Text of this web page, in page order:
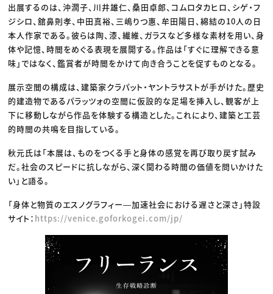
出展するのは、沖潤子、川井雄仁、桑田卓郎、コムロタカヒロ、シゲ・フ
ジシロ、舘鼻則孝、中田真裕、三嶋りつ惠、牟田陽日、綿結の10人の日
本人作家である。彼らは陶、漆、繊維、ガラスなど多様な素材を用い、身
体や記憶、時間をめぐる表現を展開する。作品は「すぐに理解できる意
味」ではなく、鑑賞者が時間をかけて向き合うことを促すものとなる。
展示空間の構成は、建築家クラパット・ヤントラサストが手がけた。歴史
的建造物であるパラッツォの空間に仮設的な足場を挿入し、観客が上
下に移動しながら作品を体験する構造とした。これにより、建築と工芸
的時間の共鳴を目指している。
秋元氏は「本展は、ものをつくる手と身体の感覚を再び取り戻す試み
だ。社会のスピードに抗しながら、深く関わる時間の価値を問いかけた
い」と語る。
「身体と物質のエスノグラフィー―加速社会における遅さと深さ」特設
サイト： https://venice.goforkogei.com/jp/